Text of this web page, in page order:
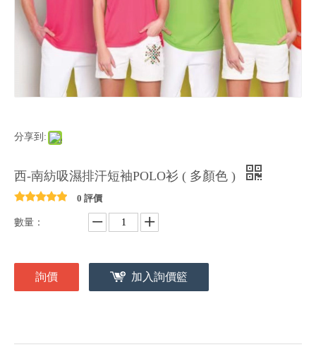
分享到:
西-南紡吸濕排汗短袖POLO衫 ( 多顏色 )
0 評價
數量：
詢價 加入詢價籃